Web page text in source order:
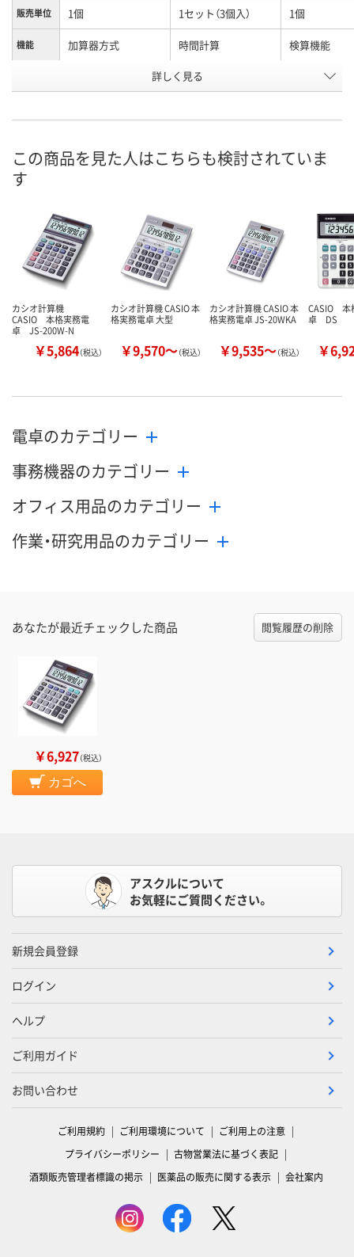
販売単位 1個 1セット（3個入） 1個
機能 加算器方式 時間計算 検算機能
2334480
8月10日（月）
カゴへ カゴへ
詳しく見る
この商品を見た人はこちらも検討されていま
す
カシオ計算機
CASIO 本格実務電
卓 JS-200W-N
￥5,864（税込）
カシオ計算機 CASIO 本
格実務電卓 大型
￥9,570～（税込）
カシオ計算機 CASIO 本
格実務電卓 JS-20WKA
￥9,535～（税込）
CASIO 本
卓 DS
￥
電卓のカテゴリー
事務機器のカテゴリー
オフィス用品のカテゴリー
作業・研究用品のカテゴリー
あなたが最近チェックした商品 閲覧履歴の削除
￥6,927（税込）
カゴへ
アスクルについて
お気軽にご質問ください。
新規会員登録
ログイン
ヘルプ
ご利用ガイド
お問い合わせ
ご利用規約 ご利用環境について
ご利用上の注意
プライバシーポリシー
古物営業法に基づく表記
酒類販売管理者標識の掲示
医薬品の販売に関する表示 会社案内